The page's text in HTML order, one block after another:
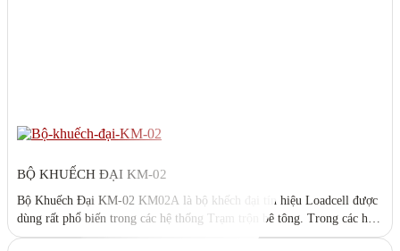
BỘ KHUẾCH ĐẠI KM-02
Bộ Khuếch Đại KM-02 KM02A là bộ khếch đại tín hiệu Loadcell được
dùng rất phổ biến trong các hệ thống Trạm trộn bê tông. Trong các hệ
thống điều khiển trạm trộn bê tông, ngoài việc sử dụng đầu cân hiển thị